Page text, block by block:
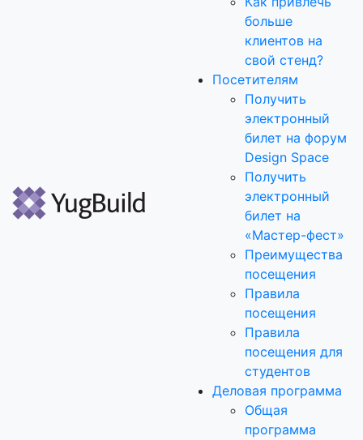
больше
клиентов на
свой стенд?
Посетителям
Получить
электронный
билет на форум
Design Space
Получить
электронный
билет на
«Мастер-фест»
Преимущества
посещения
Правила
посещения
Правила
посещения для
студентов
Деловая программа
Общая
программа